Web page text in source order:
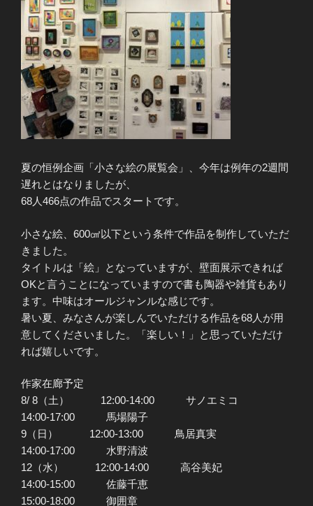
夏の恒例企画「小さな絵の展覧会」、今年は例年の2週間
遅れとはなりましたが、
68人466点の作品でスタートです。
小さな絵、600㎠以下という条件で作品を制作していただ
きました。
タイトルは「絵」となっていますが、壁面展示できれば
OKと言うことになっていますので書も陶器や雑貨もあり
ます。中味はオールジャンルな感じです。
暑い夏、みなさんが楽しんでいただける作品を68人が用
意してくださいました。「楽しい！」と思っていただけ
れば嬉しいです。
作家在廊予定
8/ 8（土） 12:00-14:00 サノエミコ
14:00-17:00 馬場陽子
9（日） 12:00-13:00 鳥居真実
14:00-17:00 水野清波
12（水） 12:00-14:00 高谷美妃
14:00-15:00 佐藤千恵
15:00-18:00 御囲章